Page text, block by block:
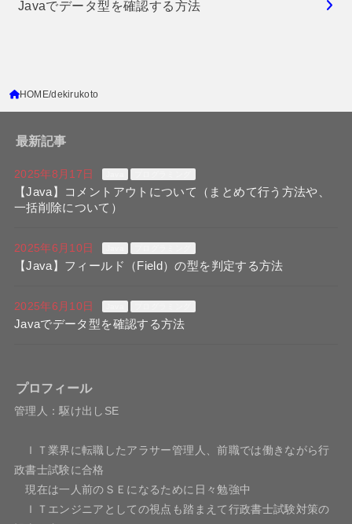
Javaでデータ型を確認する方法
HOME dekirukoto
最新記事
2025年8月17日
【Java】コメントアウトについて（まとめて行う方法や、
一括削除について）
2025年6月10日
【Java】フィールド（Field）の型を判定する方法
2025年6月10日
Javaでデータ型を確認する方法
プロフィール
管理人：駆け出しSE
ＩＴ業界に転職したアラサー管理人、前職では働きながら行
政書士試験に合格
現在は一人前のＳＥになるために日々勉強中
ＩＴエンジニアとしての視点も踏まえて行政書士試験対策の